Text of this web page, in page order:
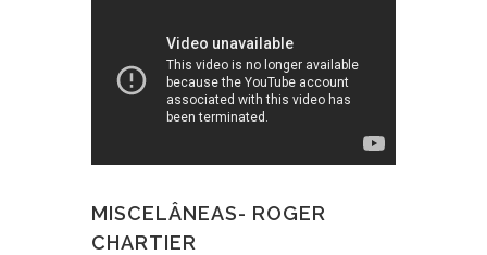
MISCELÂNEAS- ROGER
CHARTIER